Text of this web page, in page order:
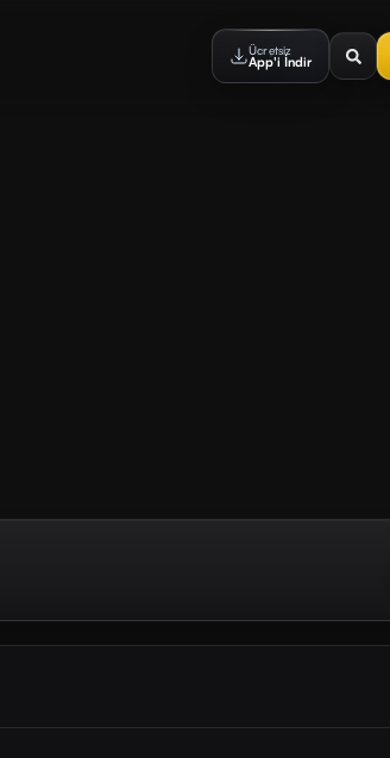
Ücretsiz
App'i İndir